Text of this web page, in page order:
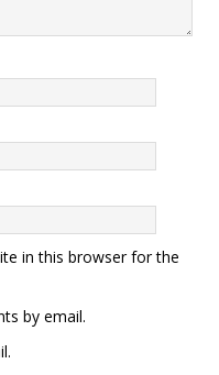
in this browser for the
by email.